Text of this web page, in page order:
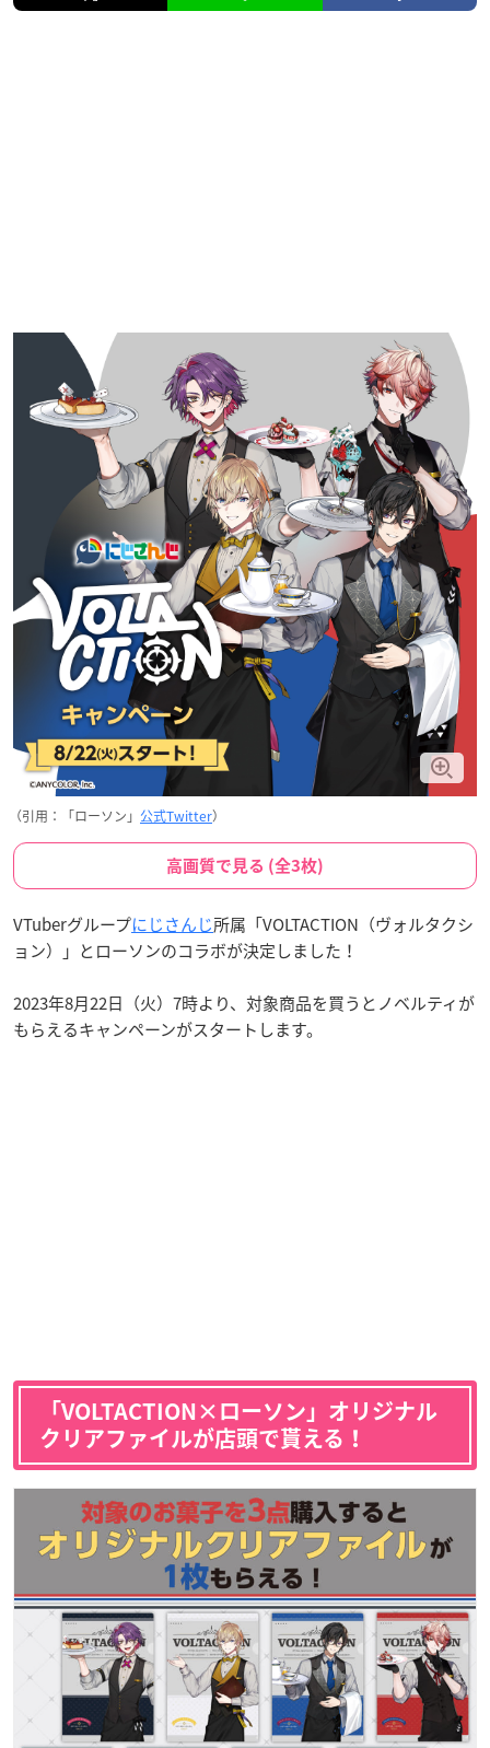
（引用：「ローソン」 公式Twitter）
高画質で見る (全3枚)
VTuberグループにじさんじ所属「VOLTACTION（ヴォルタクシ
ョン）」とローソンのコラボが決定しました！
2023年8月22日（火）7時より、対象商品を買うとノベルティが
もらえるキャンペーンがスタートします。
「VOLTACTION×ローソン」オリジナル
クリアファイルが店頭で貰える！